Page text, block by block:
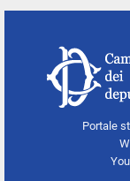
Portale